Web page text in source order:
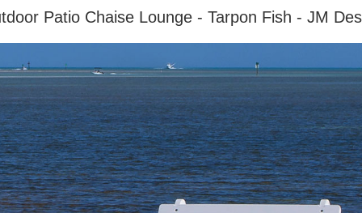
Patio Chaise Lounge - Tarpon Fish - JM